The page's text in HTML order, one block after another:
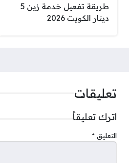
طريقة تفعيل خدمة زين 5
دينار الكويت 2026
تعليقات
اترك تعليقاً
التعليق *